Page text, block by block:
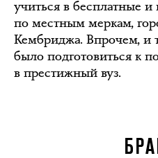
учиться в бесплатные
по местным меркам,
Кембриджа. Впрочем, и
было подготовиться к
в престижный вуз.